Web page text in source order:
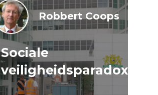
Robbert Coops
Sociale
veiligheidsparadox